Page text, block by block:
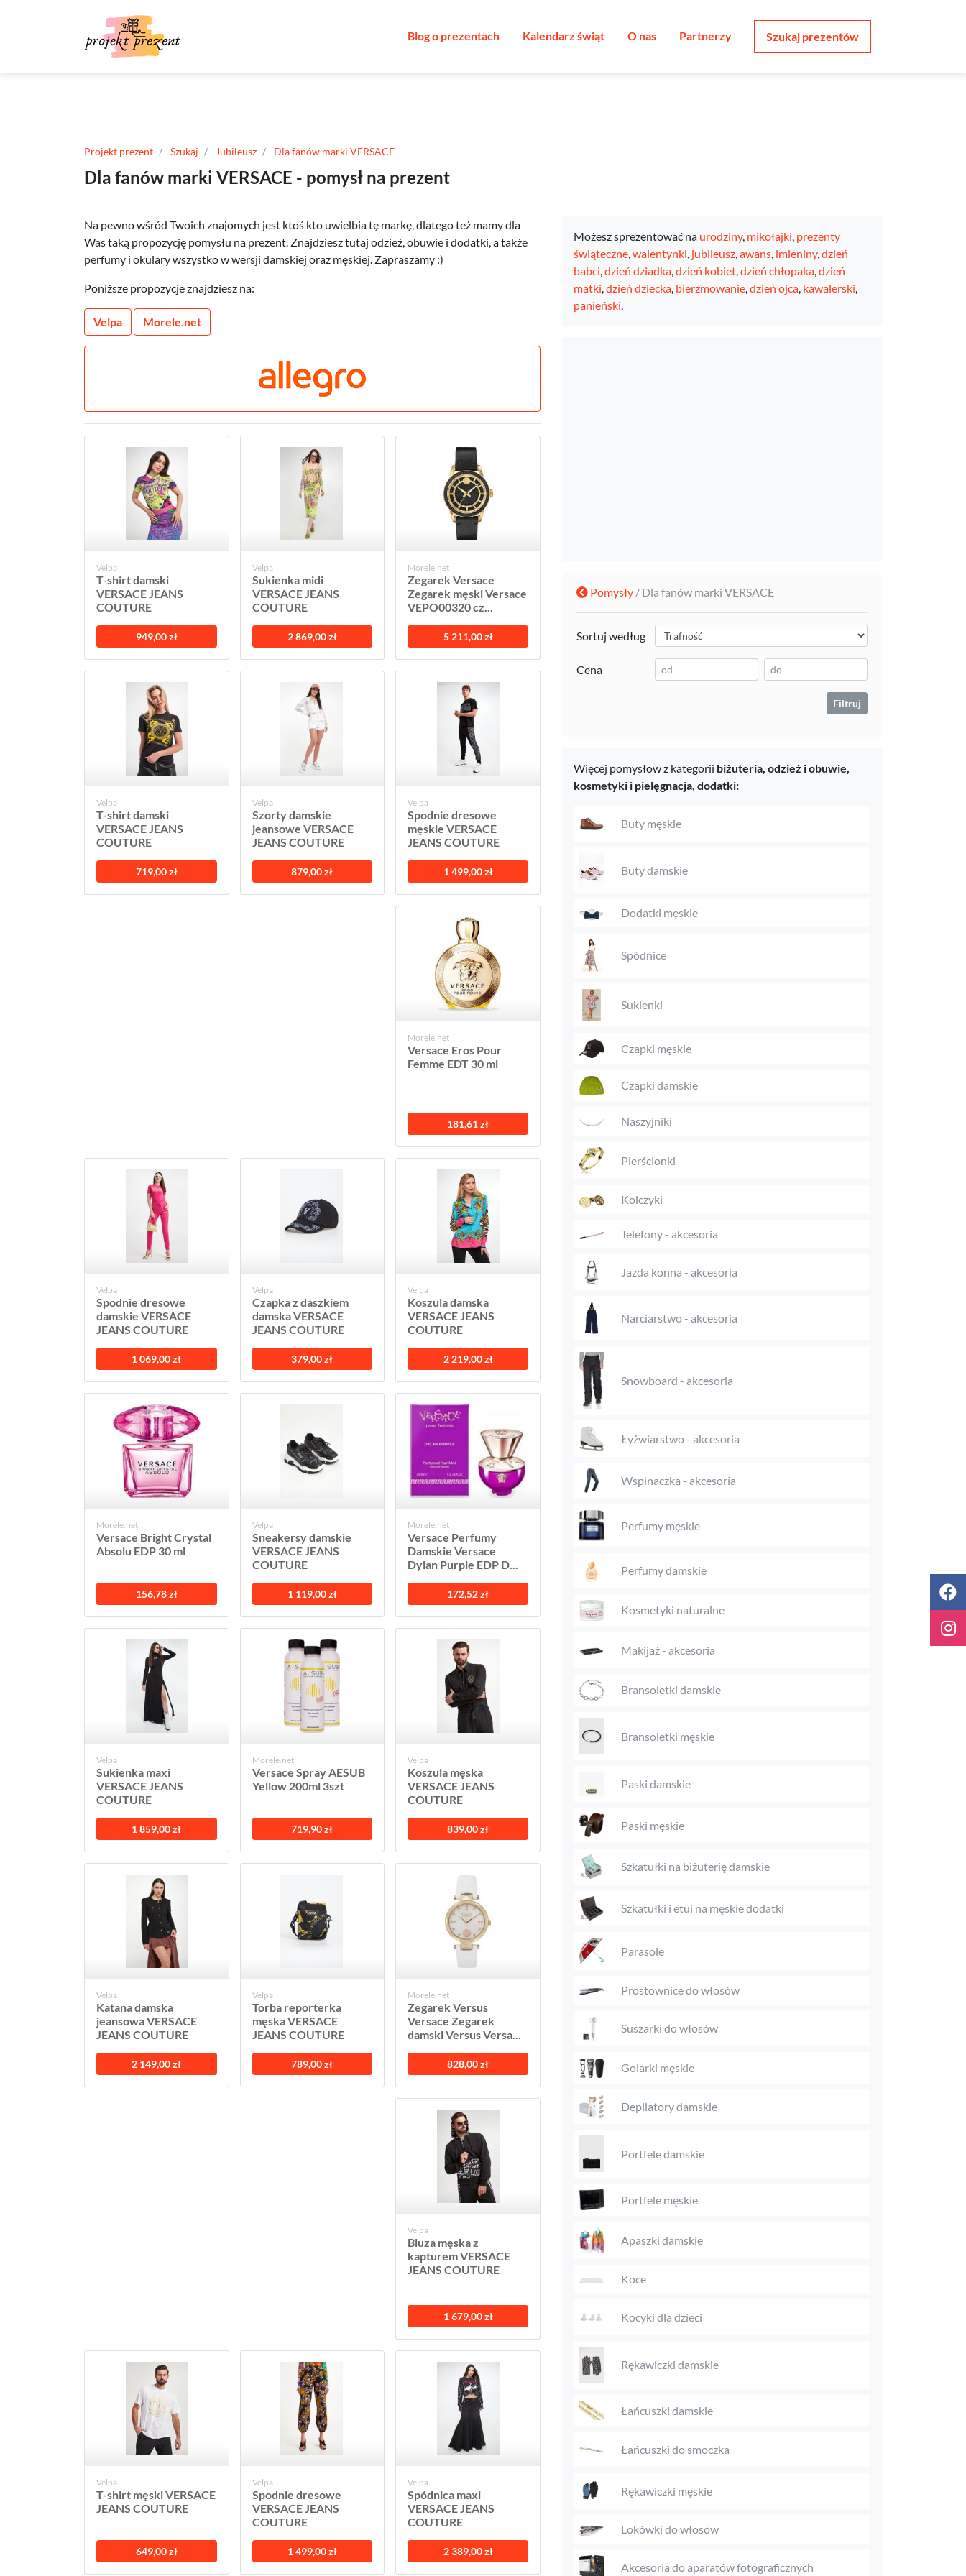
Blog o prezentach Kalendarz świąt O nas Partnerzy Szukaj prezentów
Projekt prezent Szukaj Jubileusz Dla fanów marki VERSACE
Dla fanów marki VERSACE - pomysł na prezent
Na pewno wśród Twoich znajomych jest ktoś kto uwielbia tę markę, dlatego też mamy dla
Was taką propozycję pomysłu na prezent. Znajdziesz tutaj odzież, obuwie i dodatki, a także
perfumy i okulary wszystko w wersji damskiej oraz męskiej. Zapraszamy :)
Poniższe propozycje znajdziesz na:
Velpa Morele.net
Velpa
T-shirt damski
VERSACE JEANS
COUTURE
949,00 zł
Velpa
Sukienka midi
VERSACE JEANS
COUTURE
2 869,00 zł
Morele.net
Zegarek Versace
Zegarek męski Versace
VEPO00320 cz...
5 211,00 zł
Velpa
T-shirt damski
VERSACE JEANS
COUTURE
719,00 zł
Velpa
Szorty damskie
jeansowe VERSACE
JEANS COUTURE
879,00 zł
Velpa
Spodnie dresowe
męskie VERSACE
JEANS COUTURE
1 499,00 zł
Morele.net
Versace Eros Pour
Femme EDT 30 ml
181,61 zł
Velpa
Spodnie dresowe
damskie VERSACE
JEANS COUTURE
1 069,00 zł
Velpa
Czapka z daszkiem
damska VERSACE
JEANS COUTURE
379,00 zł
Velpa
Koszula damska
VERSACE JEANS
COUTURE
2 219,00 zł
Morele.net
Versace Bright Crystal
Absolu EDP 30 ml
156,78 zł
Velpa
Sneakersy damskie
VERSACE JEANS
COUTURE
1 119,00 zł
Morele.net
Versace Perfumy
Damskie Versace
Dylan Purple EDP D...
172,52 zł
Velpa
Sukienka maxi
VERSACE JEANS
COUTURE
1 859,00 zł
Morele.net
Versace Spray AESUB
Yellow 200ml 3szt
719,90 zł
Velpa
Koszula męska
VERSACE JEANS
COUTURE
839,00 zł
Velpa
Katana damska
jeansowa VERSACE
JEANS COUTURE
2 149,00 zł
Velpa
Torba reporterka
męska VERSACE
JEANS COUTURE
789,00 zł
Morele.net
Zegarek Versus
Versace Zegarek
damski Versus Versa...
828,00 zł
Velpa
Bluza męska z
kapturem VERSACE
JEANS COUTURE
1 679,00 zł
Velpa
T-shirt męski VERSACE
JEANS COUTURE
649,00 zł
Velpa
Spodnie dresowe
VERSACE JEANS
COUTURE
1 499,00 zł
Velpa
Spódnica maxi
VERSACE JEANS
COUTURE
2 389,00 zł
Możesz sprezentować na urodziny, mikołajki, prezenty
świąteczne,walentynki, jubileusz,awans, imieniny,dzień
babci,dzień dziadka,dzień kobiet,dzień chłopaka,dzień
matki,dzień dziecka, bierzmowanie,dzień ojca, kawalerski,
panieński.
Pomysły / Dla fanów marki VERSACE
Sortuj według
Cena
Filtruj
Więcej pomysłow z kategorii biżuteria, odzież i obuwie,
kosmetyki i pielęgnacja, dodatki:
Buty męskie
Buty damskie
Dodatki męskie
Spódnice
Sukienki
Czapki męskie
Czapki damskie
Naszyjniki
Pierścionki
Kolczyki
Telefony - akcesoria
Jazda konna - akcesoria
Narciarstwo - akcesoria
Snowboard - akcesoria
Łyżwiarstwo - akcesoria
Wspinaczka - akcesoria
Perfumy męskie
Perfumy damskie
Kosmetyki naturalne
Makijaż - akcesoria
Bransoletki damskie
Bransoletki męskie
Paski damskie
Paski męskie
Szkatułki na biżuterię damskie
Szkatułki i etui na męskie dodatki
Parasole
Prostownice do włosów
Suszarki do włosów
Golarki męskie
Depilatory damskie
Portfele damskie
Portfele męskie
Apaszki damskie
Koce
Kocyki dla dzieci
Rękawiczki damskie
Łańcuszki damskie
Łańcuszki do smoczka
Rękawiczki męskie
Lokówki do włosów
Akcesoria do aparatów fotograficznych